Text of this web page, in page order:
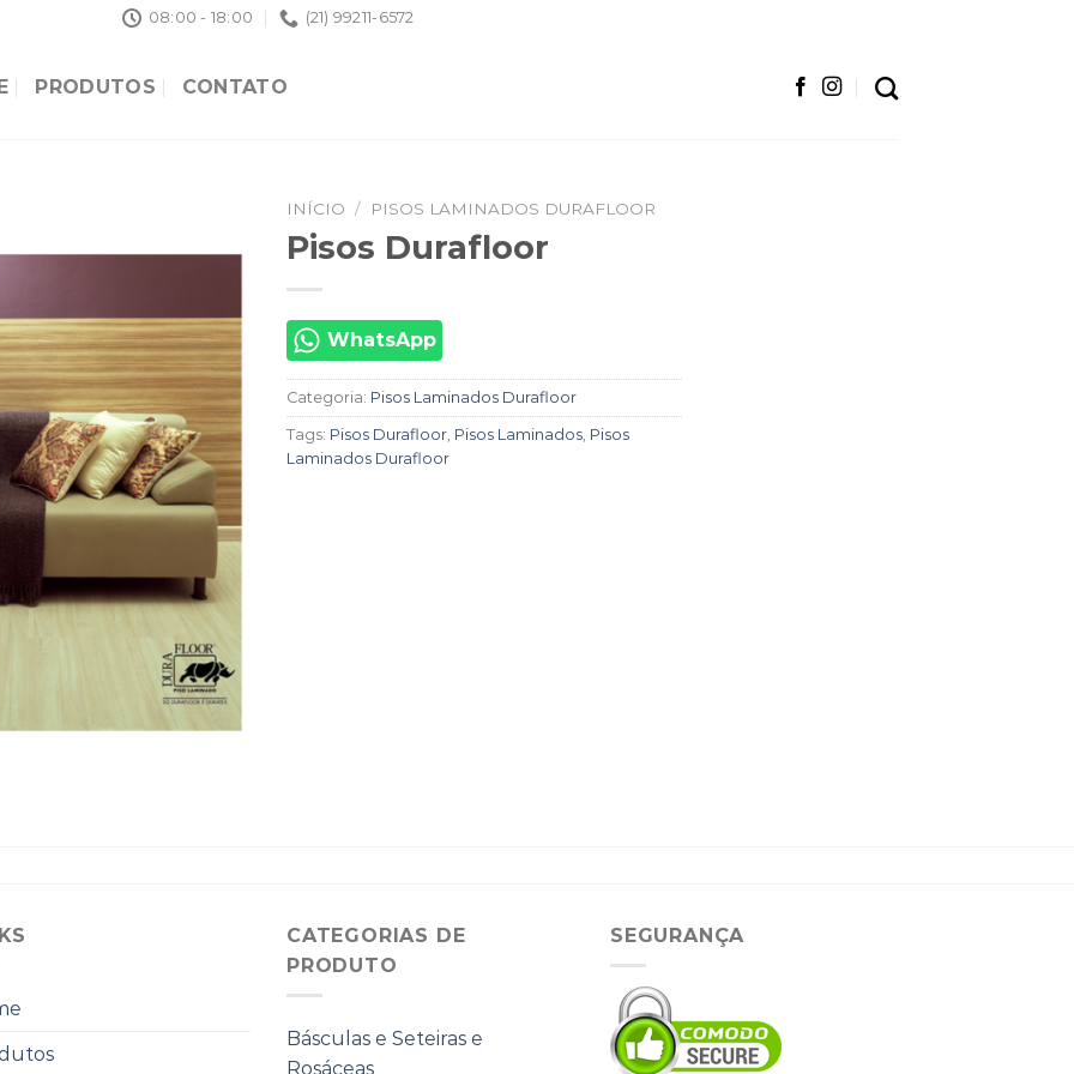
08:00 - 18:00 (21) 99211-6572
PRODUTOS CONTATO
INÍCIO / PISOS LAMINADOS DURAFLOOR
Pisos Durafloor
WhatsApp
Categoria: Pisos Laminados Durafloor
Tags: Pisos Durafloor Pisos Laminados Pisos
Laminados Durafloor
CATEGORIAS DE
PRODUTO
Básculas e Seteiras e
Rosáceas
SEGURANÇA